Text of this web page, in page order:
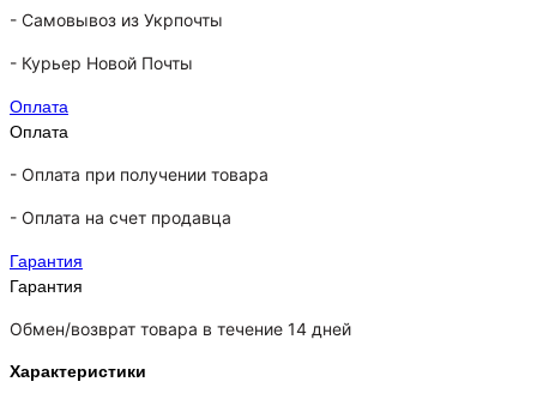
- Самовывоз из Укрпочты
- Курьер Новой Почты
Оплата
Оплата
- Оплата при получении товара
- Оплата на счет продавца
Гарантия
Гарантия
Обмен/возврат товара в течение 14 дней
Характеристики